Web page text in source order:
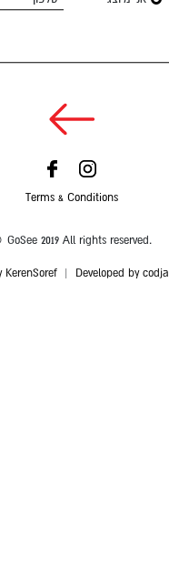
Terms & Conditions
2019 All rights reserved.
KerenSoref Developed by codja